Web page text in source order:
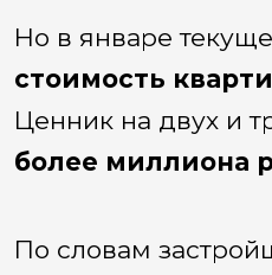
Но в январе
стоимость
Ценник на двух и
более миллиона
По словам